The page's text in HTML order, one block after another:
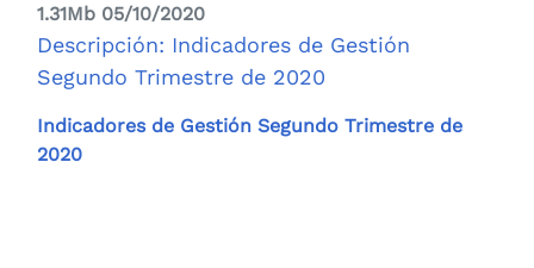
1.31Mb 05/10/2020
Descripción: Indicadores de Gestión
Segundo Trimestre de 2020
Indicadores de Gestión Segundo Trimestre de
2020